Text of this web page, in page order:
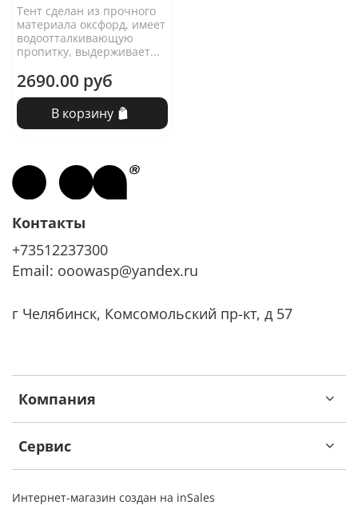
Тент сделан из прочного
материала оксфорд, имеет
водоотталкивающую
пропитку, выдерживает...
2690.00 руб
В корзину
Компания
Сервис
Контакты
+73512237300
Email: ooowasp@yandex.ru
г Челябинск, Комсомольский пр-кт, д 57
Интернет-магазин создан на inSales